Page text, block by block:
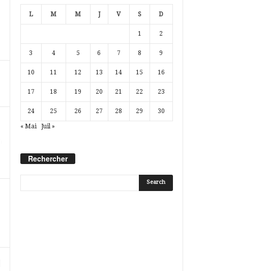
L M M J V S D
1 2
3 4 5 6 7 8 9
10 11 12 13 14 15 16
17 18 19 20 21 22 23
24 25 26 27 28 29 30
« Mai Juil »
Rechercher